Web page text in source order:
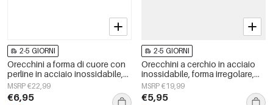
2-5 GIORNI
Orecchini a forma di cuore con
perline in acciaio inossidabile,
semplici, della serie Daily
Simple, gioielli da donna.
MSRP €22,99
€6,95
2-5 GIORNI
Orecchini a cerchio in acciaio
inossidabile, forma irregolare,
semplici, della serie Simple
Daily, gioielli da donna.
MSRP €19,99
€5,95